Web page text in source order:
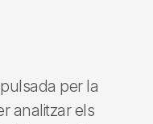
per la
analitzar els